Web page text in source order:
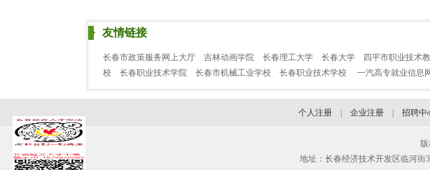
友情链接
长春市政策服务网上大厅 吉林动画学院 长春理工大学 长春大学 四平市职业技术
校
长春职业技术学院 长春市机械工业学校 长春职业技术学校 一汽高专就业信息
个人注册 企业注册 招聘中
地址：长春经济技术开发区临河街